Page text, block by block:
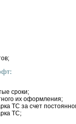
сроки;
их оформления;
ТС за счет
ТС;